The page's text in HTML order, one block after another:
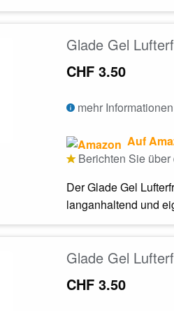
Glade Gel
CHF 3.50
mehr Informationen
Auf
Berichten Sie über
Der Glade Gel
langanhaltend und
Glade Gel
CHF 3.50